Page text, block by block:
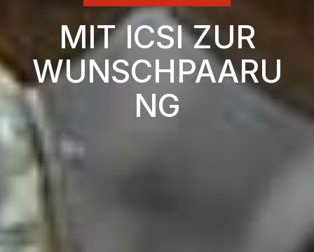
MIT ICSI ZUR
WUNSCHPAARU
NG